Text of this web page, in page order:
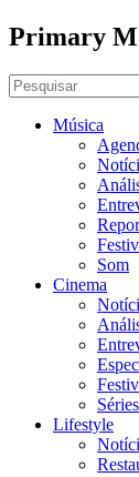
Primary
Música
Som
Cinema
Séries
Lifestyle